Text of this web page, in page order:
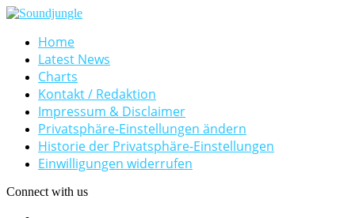
Home
Latest News
Charts
Kontakt / Redaktion
Impressum & Disclaimer
Privatsphäre-Einstellungen ändern
Historie der Privatsphäre-Einstellungen
Einwilligungen widerrufen
Connect with us